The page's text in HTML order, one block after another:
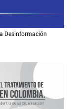
Desinformación